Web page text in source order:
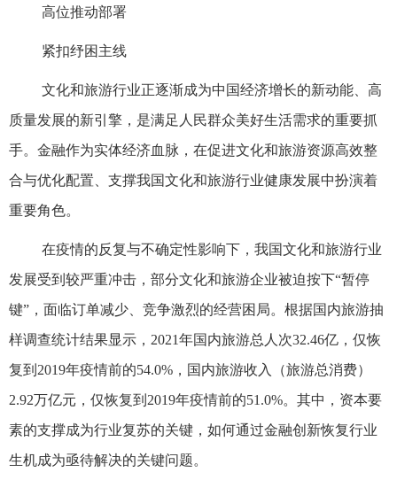
高位推动部署
紧扣纾困主线
文化和旅游行业正逐渐成为中国经济增长的新动能、高
质量发展的新引擎，是满足人民群众美好生活需求的重要抓
手。金融作为实体经济血脉，在促进文化和旅游资源高效整
合与优化配置、支撑我国文化和旅游行业健康发展中扮演着
重要角色。
在疫情的反复与不确定性影响下，我国文化和旅游行业
发展受到较严重冲击，部分文化和旅游企业被迫按下“暂停
键”，面临订单减少、竞争激烈的经营困局。根据国内旅游抽
样调查统计结果显示，2021年国内旅游总人次32.46亿，仅恢
复到2019年疫情前的54.0%，国内旅游收入（旅游总消费）
2.92万亿元，仅恢复到2019年疫情前的51.0%。其中，资本要
素的支撑成为行业复苏的关键，如何通过金融创新恢复行业
生机成为亟待解决的关键问题。